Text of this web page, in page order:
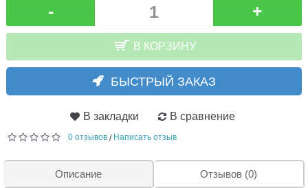
- +
В КОРЗИНУ
БЫСТРЫЙ ЗАКАЗ
В закладки В сравнение
0 отзывов / Написать отзыв
Описание Отзывов (0)